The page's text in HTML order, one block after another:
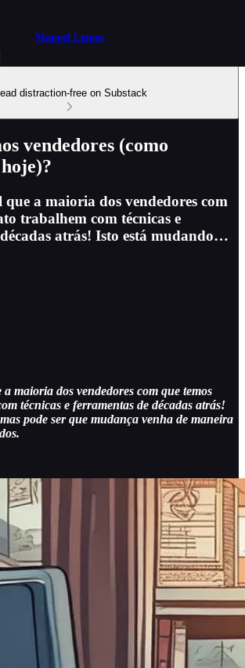
Manoel Lemos
distraction-free on Substack
vendedores (como
a maioria dos vendedores com
trabalhem com técnicas e
atrás! Isto está mudando…
maioria dos vendedores com que temos
técnicas e ferramentas de décadas atrás!
pode ser que mudança venha de maneira